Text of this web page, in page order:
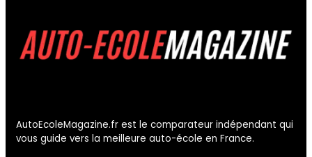
AutoEcoleMagazine.fr est le comparateur indépendant qui
vous guide vers la meilleure auto-école en France.